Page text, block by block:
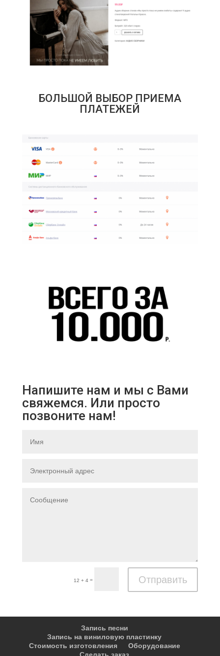
БОЛЬШОЙ ВЫБОР ПРИЕМА
ПЛАТЕЖЕЙ
Напишите нам и мы с Вами
свяжемся. Или просто
позвоните нам!
12 + 4 = Отправить
Запись песни
Запись на виниловую пластинку
Стоимость изготовления
Оборудование
Сделать заказ